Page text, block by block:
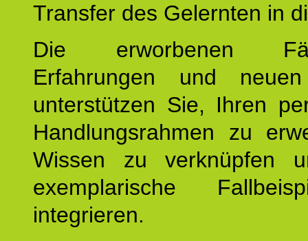
Transfer des Gelernten in
Die erworbenen
Erfahrungen und
unterstützen Sie, Ihren
Handlungsrahmen zu
Wissen zu verknüpfen
exemplarische
integrieren.